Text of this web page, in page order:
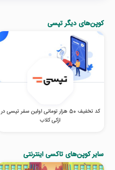
کوپن‌های دیگر تپسی
کد تخفیف 50 هزار تومانی اولین سفر تپسی در
ازکی کلاب
سایر کوپن‌های تاکسی اینترنتی